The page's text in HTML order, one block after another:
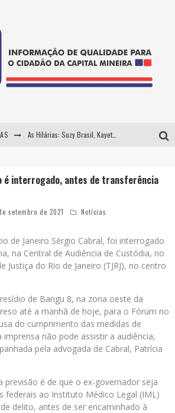
As Hilárias: Suzy Brasil, Kayete e Karoline Absinto retornam a Belo Horizonte para apresentação única no Teatro Sesiminas
Usecorp consolida a 'economia do uso' no B2B brasileiro, vira S.A. e impulsiona expansão com novo fundo estruturado
é interrogado, antes de transferência
setembro de 2021 Notícias
de Janeiro Sérgio Cabral, foi interrogado
na Central de Audiência de Custódia, no
Justiça do Rio de Janeiro (TJRJ), no centro
de Bangu 8, na zona oeste da
até a manhã de hoje, para o Fórum no
do cumprimento das medidas de
não pode assistir a audiência,
pela advogada de Cabral, Patrícia
previsão é de que o ex-governador seja
federais ao Instituto Médico Legal (IML)
delito, antes de ser encaminhado à